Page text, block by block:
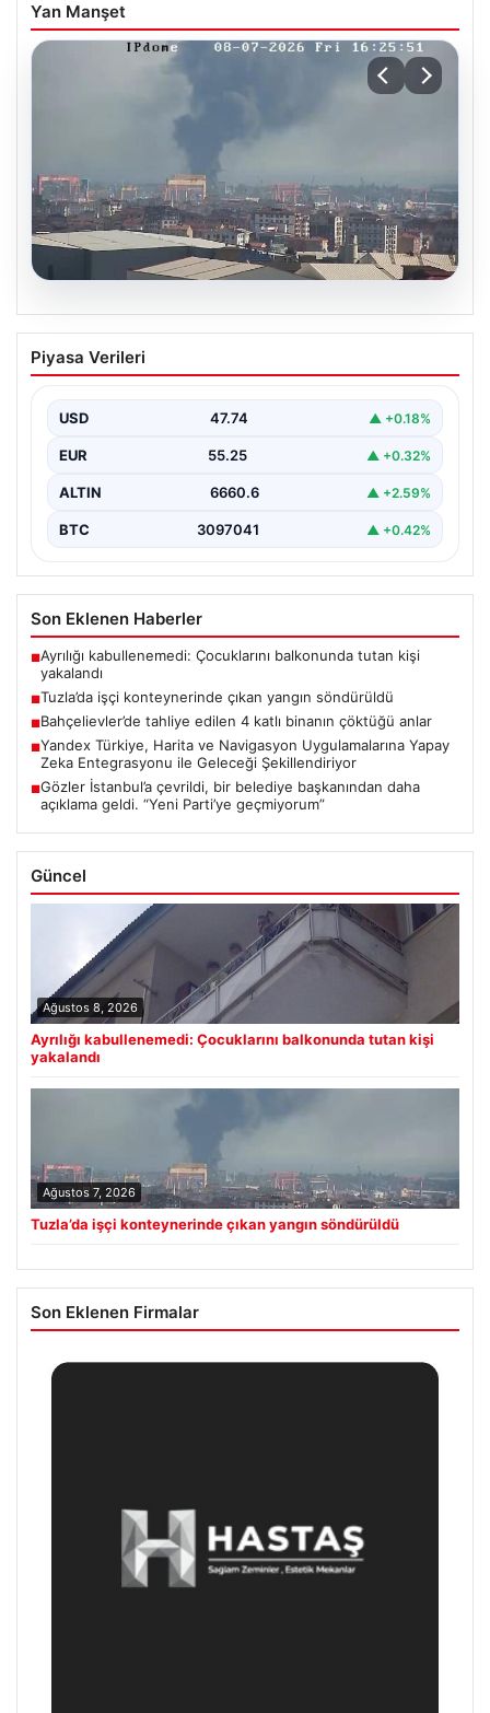
Yan Manşet
07.08.2026
Tuzla’da işçi konteynerinde çıkan
yangın söndürüldü
kişinin kaldığı işçi konteynerinde…
Piyasa Verileri
USD 47.74 ▲ +0.18%
EUR 55.25 ▲ +0.32%
ALTIN 6660.6 ▲ +2.59%
BTC 3097041 ▲ +0.42%
Son Eklenen Haberler
■Ayrılığı kabullenemedi: Çocuklarını balkonunda tutan kişi
yakalandı
■Tuzla’da işçi konteynerinde çıkan yangın söndürüldü
■Bahçelievler’de tahliye edilen 4 katlı binanın çöktüğü anlar
■Yandex Türkiye, Harita ve Navigasyon Uygulamalarına Yapay
Zeka Entegrasyonu ile Geleceği Şekillendiriyor
■Gözler İstanbul’a çevrildi, bir belediye başkanından daha
açıklama geldi. “Yeni Parti’ye geçmiyorum”
Güncel
Ağustos 8, 2026
Ayrılığı kabullenemedi: Çocuklarını balkonunda tutan kişi
yakalandı
Ağustos 7, 2026
Tuzla’da işçi konteynerinde çıkan yangın söndürüldü
Son Eklenen Firmalar